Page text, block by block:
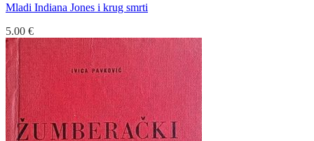
Mladi Indiana Jones i krug smrti
5.00 €